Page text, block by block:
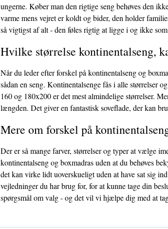
ungerne. Køber man den rigtige seng behøves den
varme mens vejret er koldt og bider, den holder
så vigtigst af alt - den føles rigtig at ligge i og ikke
Hvilke størrelse kontinentalseng,
Når du leder efter forskel på kontinentalseng og
sådan en seng. Kontinentalsenge fås i alle størrelser
160 og 180x200 er det mest almindelige størrelser.
længden. Det giver en fantastisk soveflade, der kan
Mere om forskel på
Der er så mange farver, størrelser og typer at vælge
kontinentalseng og boxmadras uden at du behøves
det kan virke lidt uoverskueligt uden at have sat sig
vejledninger du har brug for, for at kunne tage din
spørgsmål om valg - og det vil vi hjælpe dig med at